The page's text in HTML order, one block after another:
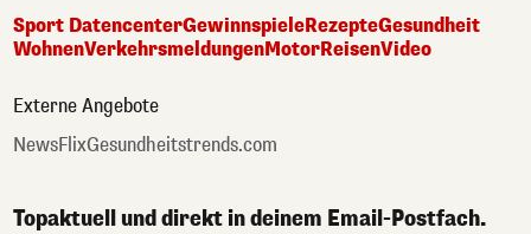
Sport DatencenterGewinnspieleRezepteGesundheit
WohnenVerkehrsmeldungenMotorReisenVideo
Externe Angebote
NewsFlixGesundheitstrends.com
Topaktuell und direkt in deinem Email-Postfach.